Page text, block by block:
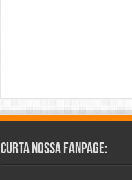
Curta Nossa Fanpage: